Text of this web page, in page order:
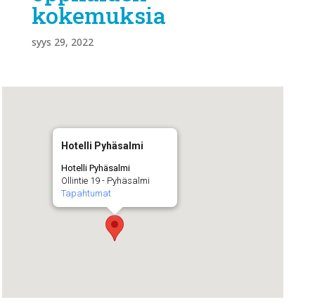
kokemuksia
syys 29, 2022
Hotelli Pyhäsalmi
Hotelli Pyhäsalmi
Ollintie 19 - Pyhäsalmi
Tapahtumat